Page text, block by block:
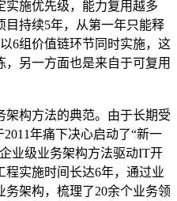
实施优先级，能力复用越多
目持续5年，从第一年只能释
6组价值链环节同时实施，这
另一方面也是来自于可复用
构方法的典范。由于长期受
年痛下决心启动了“新一
业级业务架构方法驱动IT开
程实施时间长达6年，通过业
架构，梳理了20余个业务领